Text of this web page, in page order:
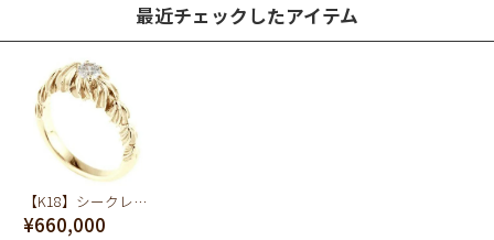
最近チェックしたアイテム
【K18】シークレットシュガー&ホイップ ダイヤモンド リング【オーダージュエリー】【受注予約】
¥660,000